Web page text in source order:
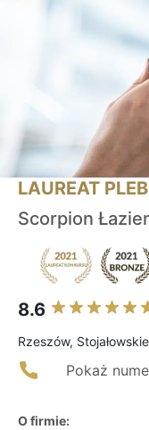
LAUREAT
Scorpion
8.6
Rzeszów,
Pokaż
O firmie: